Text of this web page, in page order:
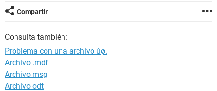
Me dice que no lo puedo abrir porque no es la ruta o no
pero acompañado a otro archivo: System.db (este ultimo a
mi no me aparece)
Por ahí leí que mi archivo se malogro totalmente, que ya lo
perdí, espero me puedan ayudar con este deseo recuperar mi
archivo.
Compartir
Consulta también:
Problema con una archivo úø.
Archivo .mdf
Archivo msg
Archivo odt